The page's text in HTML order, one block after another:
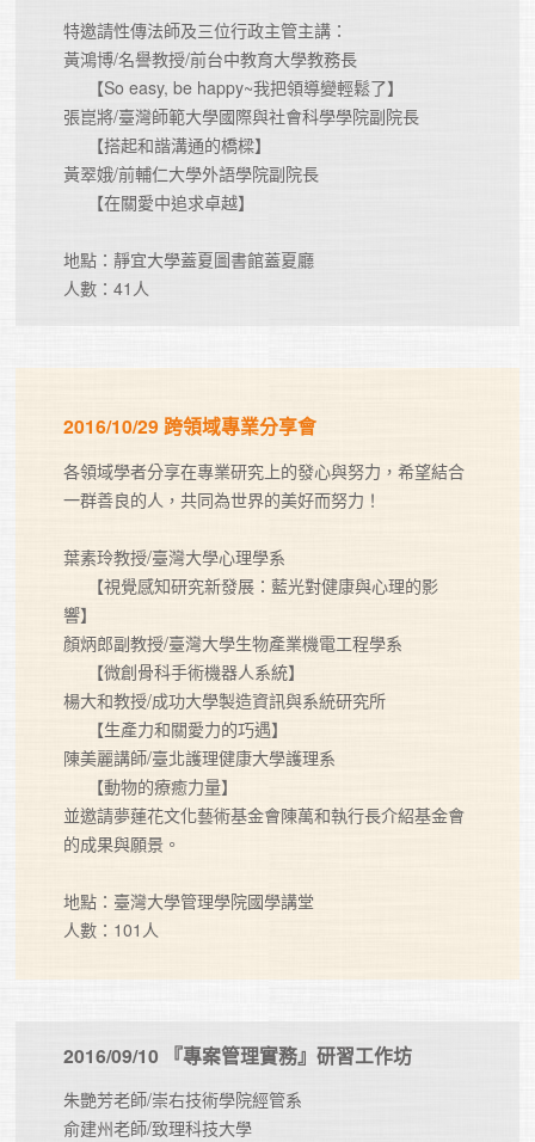
特邀請性傳法師及三位行政主管主講：
黃鴻博/名譽教授/前台中教育大學教務長
張崑將/臺灣師範大學國際與社會科學學院副院長
黃翠娥/前輔仁大學外語學院副院長
地點：靜宜大學蓋夏圖書館蓋夏廳
人數：41人
2016/10/29 跨領域專業分享會
各領域學者分享在專業研究上的發心與努力，希望結合
一群善良的人，共同為世界的美好而努力！
葉素玲教授/臺灣大學心理學系
響】
顏炳郎副教授/臺灣大學生物產業機電工程學系
楊大和教授/成功大學製造資訊與系統研究所
陳美麗講師/臺北護理健康大學護理系
並邀請夢蓮花文化藝術基金會陳萬和執行長介紹基金會
的成果與願景。
地點：臺灣大學管理學院國學講堂
人數：101人
2016/09/10 『專案管理實務』研習工作坊
朱艷芳老師/崇右技術學院經管系
俞建州老師/致理科技大學